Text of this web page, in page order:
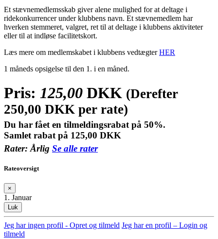
Et stævnemedlemsskab giver alene mulighed for at deltage i
ridekonkurrencer under klubbens navn. Et stævnemedlem har
hverken stemmeret, valgret, ret til at deltage i klubbens aktiviteter
eller til at indløse facilitetskort.
Læs mere om medlemskabet i klubbens vedtægterHER
1 måneds opsigelse til den 1. i en måned.
Pris: 125,00 DKK (Derefter
250,00 DKK per rate)
Du har fået en tilmeldingsrabat på 50%.
Samlet rabat på 125,00 DKK
Rater: Årlig Se alle rater
Rateoversigt
×
1. Januar
Luk
Jeg har ingen profil - Opret og tilmeld Jeg har en profil – Login og
tilmeld